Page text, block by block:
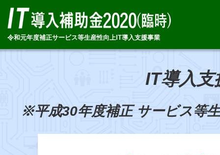
令和元年度補正サービス等生産性向上IT導入支援事業
IT導入
※平成30年度補正 サービス等